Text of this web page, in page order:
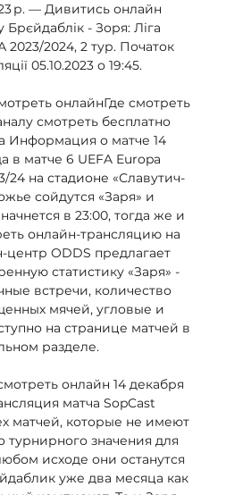
р. — Дивитись онлайн
Брєйдаблік - Зоря: Ліга
2024, 2 тур. Початок
05.10.2023 о 19:45.
онлайнГде смотреть
смотреть бесплатно
Информация о матче 14
в матче 6 UEFA Europa
24 на стадионе «Славутич-
сойдутся «Заря» и
в 23:00, тогда же и
онлайн-трансляцию на
ODDS предлагает
статистику «Заря» -
встречи, количество
мячей, угловые и
на странице матчей в
разделе.
онлайн 14 декабря
матча SopCast
матчей, которые не имеют
турнирного значения для
исходе они останутся
уже два месяца как